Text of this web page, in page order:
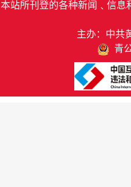
本站所刊登的各种新闻﹑信息
主办：中共
青